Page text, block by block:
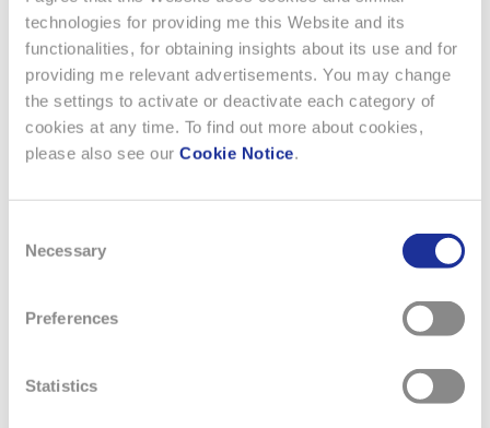
technologies for providing me this Website and its
functionalities, for obtaining insights about its use and for
providing me relevant advertisements. You may change
the settings to activate or deactivate each category of
cookies at any time. To find out more about cookies,
please also see our Cookie Notice.
Selection
Necessary
Preferences
Statistics
21 AVRIL 2026
MECHANICAL 36MM
La Hamilton Khaki Field Mechanical 36 mm, inspirée de
Mechanical 36 mm propose aux collectionneurs du
monde entier un modèle historique Hamilton. Cette
montre met l’accent sur l’authenticité et le savoir-faire
grâce à une réédition fidèle de l’une des références